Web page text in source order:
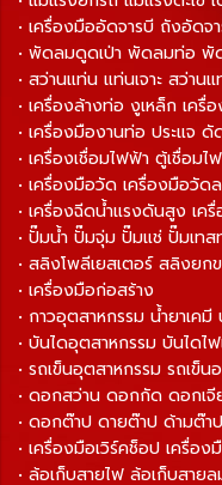
• เครื่องมืออัดจารบี ถังอัดจ
• พัดลมดูดเป่า พัดลมท่อ พั
• สว่านแท่น แท่นเจาะ สว่าน
• เครื่องล้างท่อ งูเหล็ก เค
• เครื่องมืองานท่อ ประแจ
• เครื่องเชื่อมไฟฟ้า ตู้เชื่อม
• เครื่องมือวัด เครื่องมือวัด
• เครื่องฉีดน้ำแรงดันสูง เ
• ปั๊มน้ำ ปั๊มจุ่ม ปั๊มแช่ ปั๊มเท
• สลิงโพลีเยสเตอร์ สลิงยก
• เครื่องมือก่อสร้าง
• กาวอุตสาหกรรม น้ำยาเคมี
• บันไดอุตสาหกรรม บันไดไ
• รถเข็นอุตสาหกรรม รถเข็น
• ดอกสว่าน ดอกกัด ดอกเจี
• ดอกต๊าป ดายต๊าป ด้ามต๊า
• เครื่องมือเวิร์คช็อป เครื่อง
• ล้อเก็บสายไฟ ล้อเก็บสาย